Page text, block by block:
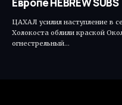
ЦАХАЛ усилил наступление в
Холокоста облили краской
огнестрельный…